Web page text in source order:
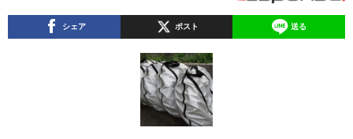
シェア ポスト 送る